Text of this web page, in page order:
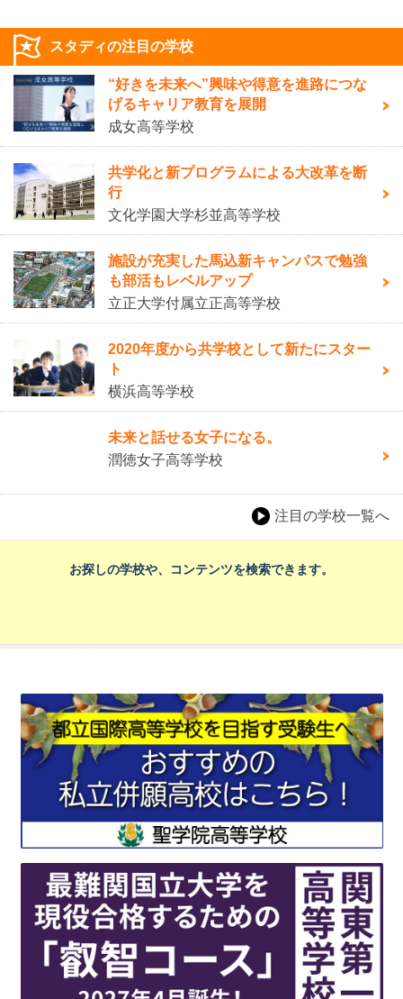
スタディの注目の学校
“好きを未来へ”興味や得意を進路につな
げるキャリア教育を展開
成女高等学校
共学化と新プログラムによる大改革を断
行
文化学園大学杉並高等学校
施設が充実した馬込新キャンパスで勉強
も部活もレベルアップ
立正大学付属立正高等学校
2020年度から共学校として新たにスター
ト
横浜高等学校
未来と話せる女子になる。
潤徳女子高等学校
注目の学校一覧へ
お探しの学校や、コンテンツを検索できます。